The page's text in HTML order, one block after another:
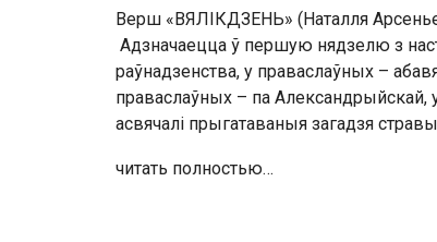
Верш «ВЯЛІКДЗЕНЬ» (Наталля
Адзначаецца ў першую нядзелю з
раўнадзенства, у праваслаўных –
праваслаўных – па Александрыйскай,
асвячалі прыгатаваныя загадзя
читать полностью…